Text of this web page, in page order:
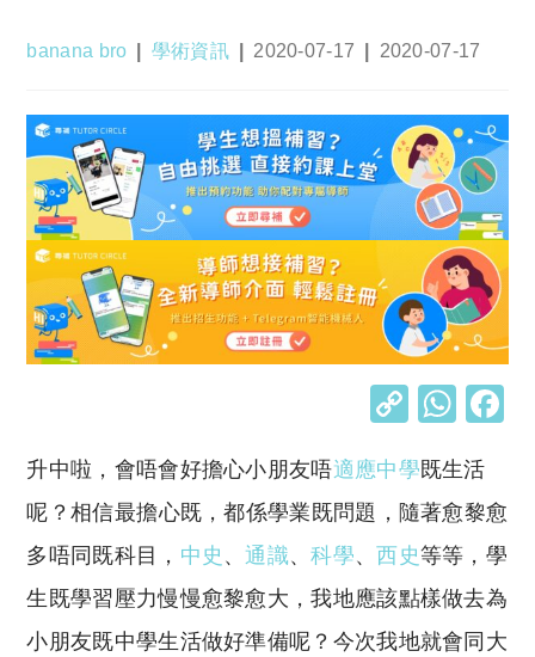
Post
banana bro
Post
學術資訊
Post
2020-07-17
Post
2020-07-17
C
p
y
Li
n
k
W
at
s
A
p
p
升中啦，會唔會好擔心小朋友唔適應中學既生活
呢？相信最擔心既，都係學業既問題，隨著愈黎愈
多唔同既科目， 中史 、通識、科學、西史等等，學
生既學習壓力慢慢愈黎愈大，我地應該點樣做去為
小朋友既中學生活做好準備呢？今次我地就會同大